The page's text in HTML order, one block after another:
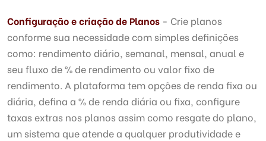
Configuração e criação de Planos - Crie planos
conforme sua necessidade com simples definições
como: rendimento diário, semanal, mensal, anual e
seu fluxo de % de rendimento ou valor fixo de
rendimento. A plataforma tem opções de renda fixa ou
diária, defina a % de renda diária ou fixa, configure
taxas extras nos planos assim como resgate do plano,
um sistema que atende a qualquer produtividade e